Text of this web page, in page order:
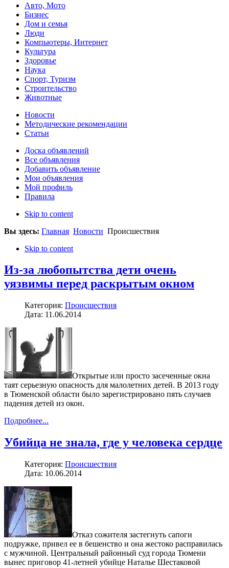
Авто, Мото
Бизнес
Дом и семья
Люди
Компьютеры, Интернет
Культура
Здоровье
Наука
Спорт, Туризм
Строительство
Животные
Новости
Методические рекомендации
Статьи
Доска объявлений
Все объявления
Добавить объявление
Мои объявления
Мой профиль
Правила
Skip to content
Вы здесь: Главная Новости Происшествия
Skip to content
Из-за любопытства дети очень
уязвимы перед раскрытым окном
Категория: Происшествия
Дата: 11.06.2014
Открытые или просто засеченные окна
таят серьезную опасность для малолетних детей. В 2013 году
в Тюменской области было зарегистрировано пять случаев
падения детей из окон.
Подробнее...
Убийца не знала, где у человека сердце
Категория: Происшествия
Дата: 10.06.2014
Отказ сожителя застегнуть сапоги
подружке, привел ее в бешенство и она жестоко расправилась
с мужчиной. Центральный районный суд города Тюмени
вынес приговор 41-летней убийце Наталье Шестаковой